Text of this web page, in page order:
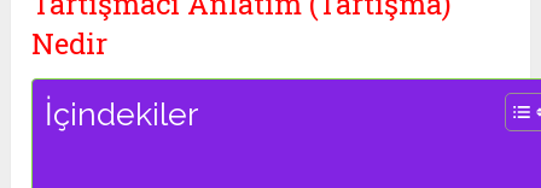
Nedir
İçindekiler